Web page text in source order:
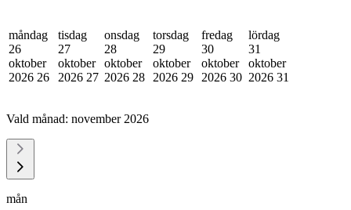
måndag
26
oktober
2026 26
tisdag
27
oktober
2026 27
onsdag
28
oktober
2026 28
torsdag
29
oktober
2026 29
fredag
30
oktober
2026 30
lördag
31
oktober
2026 31
Vald månad: november 2026
mån